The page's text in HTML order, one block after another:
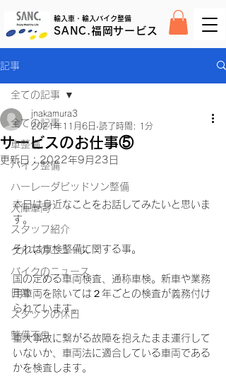
SANC.福岡サービス
輸入車・輸入バイク整備
記事
全ての記事
車整備
バイク整備
ハーレーダビッドソン整備
入庫車両
スタッフ紹介
クルマのニュース
バイクのニュース
日常
スタッフの休日
整備不良
全ての記事
サービスのお仕事⑤
jnakamura3
2021年11月6日 読了時間: 1分
更新日： 2022年9月23日
本日は身近なことをお話してみたいと思いま
す。
それは車検整備に関する事。
国の定める車両検査、通称車検。新車や業務
用車両を除いては２年ごとの検査が義務付け
られています。
重大事故に繋がる故障を抱えたまま運行して
いないか、車両法に適合している車両である
かを検査します。